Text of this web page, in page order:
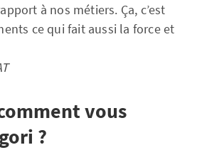
à nos métiers. Ça, c’est
ce qui fait aussi la force et
vous
?